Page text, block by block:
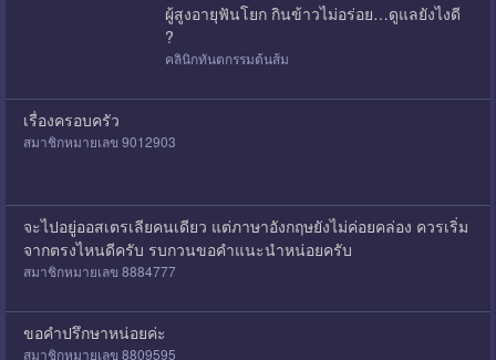
ผู้สูงอายุฟันโยก กินข้าวไม่อร่อย…ดูแลยังไงดี
?
คลินิกทันตกรรมต้นส้ม
เรื่องครอบครัว
สมาชิกหมายเลข 9012903
จะไปอยู่ออสเตรเลียคนเดียว แต่ภาษาอังกฤษยังไม่ค่อยคล่อง ควรเริ่ม
จากตรงไหนดีครับ รบกวนขอคำแนะนำหน่อยครับ
สมาชิกหมายเลข 8884777
ขอคำปรึกษาหน่อยค่ะ
สมาชิกหมายเลข 8809595